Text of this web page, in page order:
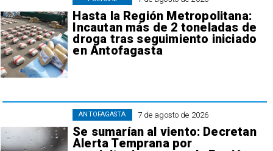
Hasta la Región Metropolitana:
Incautan más de 2 toneladas de
droga tras seguimiento iniciado
en Antofagasta
7 de agosto de 2026
Se sumarían al viento: Decretan
Alerta Temprana por
ANTOFAGASTA